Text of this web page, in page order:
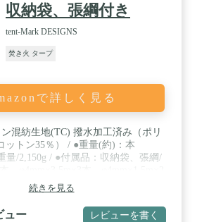
収納袋、張綱付き
tent-Mark DESIGNS
焚き火 タープ
で詳しく見る
混紡生地(TC) 撥水加工済み（ポリ
ットン35％） / ●重量(約)：本
量/2,150g / ●付属品：収納袋、張綱/
グは別売りになります。 / 原産国：
続きを見る
ュー レビューを書く